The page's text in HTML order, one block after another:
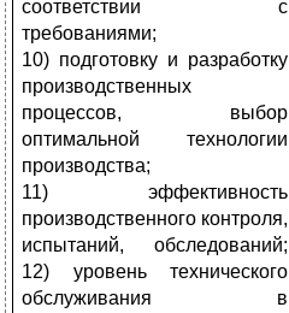
соответствии с
требованиями;
10) подготовку и разработку
производственных
процессов, выбор
оптимальной технологии
производства;
11) эффективность
производственного контроля,
испытаний, обследований;
12) уровень технического
обслуживания в